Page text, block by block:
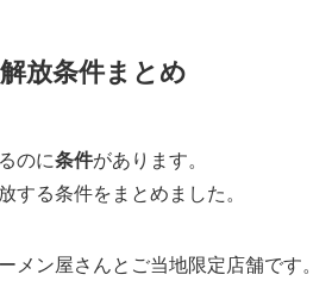
放条件まとめ
のに条件があります。
する条件をまとめました。
メン屋さんとご当地限定店舗です。